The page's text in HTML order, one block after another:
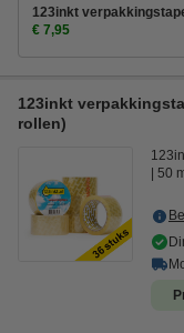
123inkt
€ 7,95
123inkt
rollen)
50